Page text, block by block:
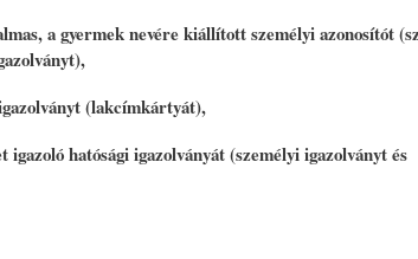
a gyermek nevére kiállított személyi azonosítót
(lakcímkártyát),
igazoló hatósági igazolványát (személyi igazolványt és